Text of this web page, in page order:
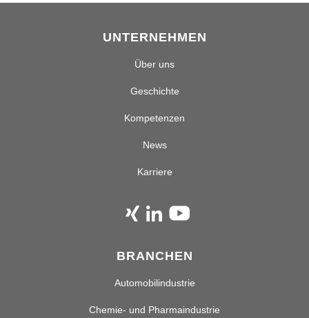
UNTERNEHMEN
Über uns
Geschichte
Kompetenzen
News
Karriere
BRANCHEN
Automobilindustrie
Chemie- und Pharmaindustrie